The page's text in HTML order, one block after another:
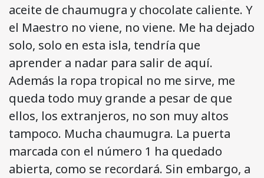
aceite de chaumugra y chocolate caliente. Y
el Maestro no viene, no viene. Me ha dejado
solo, solo en esta isla, tendría que
aprender a nadar para salir de aquí.
Además la ropa tropical no me sirve, me
queda todo muy grande a pesar de que
ellos, los extranjeros, no son muy altos
tampoco. Mucha chaumugra. La puerta
marcada con el número 1 ha quedado
abierta, como se recordará. Sin embargo, a